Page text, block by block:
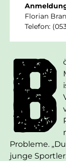
Florian
Telefon:
B
Probleme.
junge